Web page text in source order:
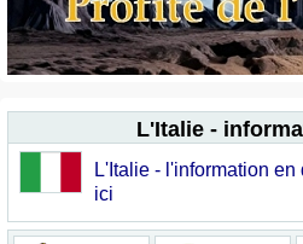
L'Italie -
L'Italie - l'information
ici